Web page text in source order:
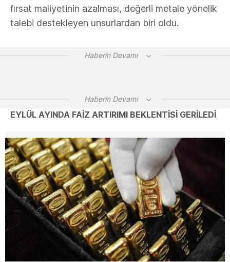
fırsat maliyetinin azalması, değerli metale yönelik
talebi destekleyen unsurlardan biri oldu.
Haberin Devamı
Haberin Devamı
EYLÜL AYINDA FAİZ ARTIRIMI BEKLENTİSİ GERİLEDİ